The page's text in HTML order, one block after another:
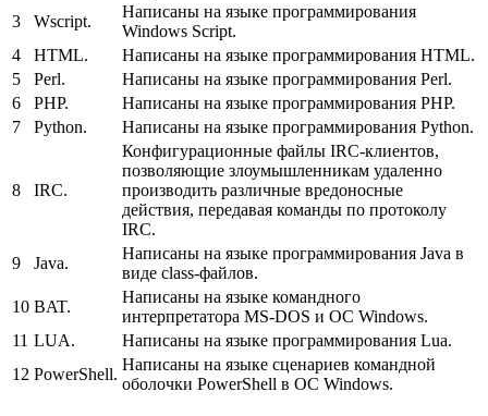
3
Wscript.
Написаны на языке программирования
Windows Script.
4
HTML.
Написаны на языке программирования HTML.
5
Perl.
Написаны на языке программирования Perl.
6
PHP.
Написаны на языке программирования PHP.
7
Python. Написаны на языке программирования Python.
8 IRC.
Конфигурационные файлы IRC-клиентов,
позволяющие злоумышленникам удаленно
производить различные вредоносные
действия, передавая команды по протоколу
IRC.
9
Java.
Написаны на языке программирования Java в
виде class-файлов.
10 BAT.
Написаны на языке командного
интерпретатора MS-DOS и ОС Windows.
11 LUA.
Написаны на языке программирования Lua.
12 PowerShell.
Написаны на языке сценариев командной
оболочки PowerShell в ОС Windows.